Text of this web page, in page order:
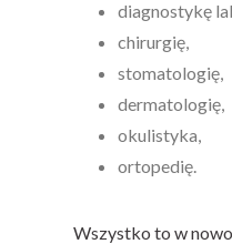
diagnostykę
chirurgię,
stomatologię,
dermatologię,
okulistyka,
ortopedię.
Wszystko to w